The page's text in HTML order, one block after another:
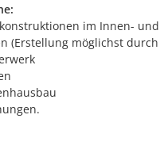
im Innen-
(Erstellung möglichst